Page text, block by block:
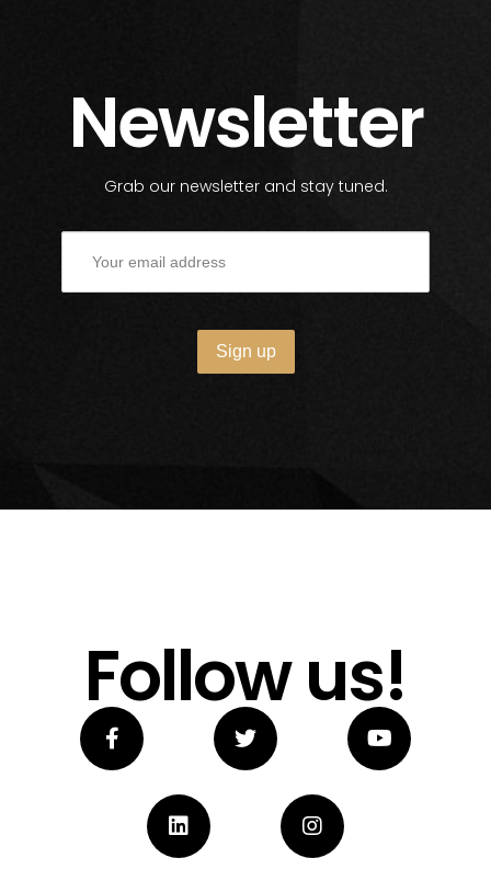
Newsletter
Grab our newsletter and stay tuned.
Follow us!